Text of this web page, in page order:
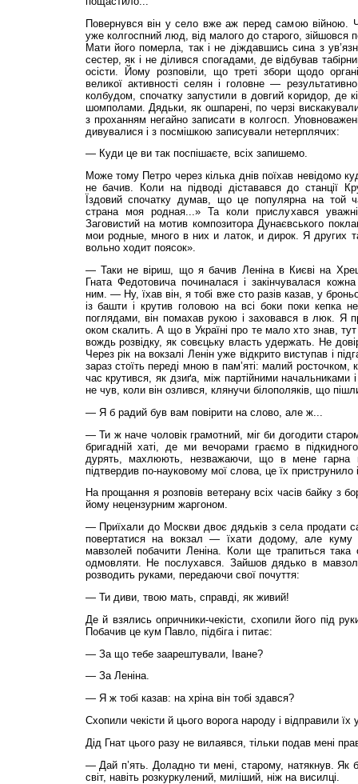
Повернувся він у село вже аж перед самою війною.
уже колгоспний люд, від малого до старого, зійшовся
Мати його померла, так і не діждавшись сина з
сестер, як і не ділився спогадами, де відбував
осісти. Йому розповіли, що треті збори щодо
великої активності селян і головне —
колбудом, спочатку запустили в довгий коридор, де
шомполами. Дядьки, як ошпарені, по черзі
з проханням негайно записати в колгосп.
дивувалися і з посмішкою записували нетерплячих:
— Куди це ви так поспішаєте, всіх запишемо.
Може тому Петро через кілька днів поїхав невідомо
не бачив. Коли на підводі діставався до станції
Їздовий спочатку думав, що це популярна на той
страна моя родная...» Та коли прислухався
Заговистий на мотив композитора Дунаєвського
мои родные, много в них и латок, и дирок. Я других
вольно ходит поясок».
— Таки не віриш, що я бачив Леніна в Києві на
Гната Федотовича починалася і закінчувалася
ним. — Ну, їхав він, я тобі вже сто разів казав, у
із башти і крутив головою на всі боки поки кепка
поглядами, він помахав рукою і заховався в люк. Я
оком скалить. А що в Україні про те мало хто знав,
вождь розвідку, як совєцьку власть удержать. Не
Через рік на вокзалі Ленін уже відкрито виступав і
зараз стоїть переді мною в пам’яті: малий
час крутився, як дзиґа, між партійними
не чув, коли він озлився, клянучи білополяків, що
— Я б радий був вам повірити на слово, але ж...
— Ти ж наче чоловік грамотний, міг би догодити
бригадній хаті, де ми вечорами граємо в
дурять, махлюють, незважаючи, що в мене гарна
підтвердив по-науковому мої слова, це їх
На прощання я розповів ветерану всіх часів байку з
йому нецензурним жаргоном.
— Приїхали до Москви двоє дядьків з села продати
повертатися на вокзал — їхати додому, але куму
мавзолей побачити Леніна. Коли ще трапиться така
одмовляти. Не послухався. Зайшов дядько в
розводить руками, передаючи свої почуття:
— Ти диви, твою мать, справді, як живий!
Де й взялись опричники-чекісти, схопили його під
Побачив це кум Павло, підбіга і питає:
— За що тебе заарештували, Іване?
— За Леніна.
— Я ж тобі казав: на хріна він тобі здався?
Схопили чекісти й цього ворога народу і відправили
Дід Гнат цього разу не вилаявся, тільки подав мені
— Дай п’ять. Доладно ти мені, старому, натякнув. Як
світ, навіть розкуркулений, миліший, ніж на висилці.